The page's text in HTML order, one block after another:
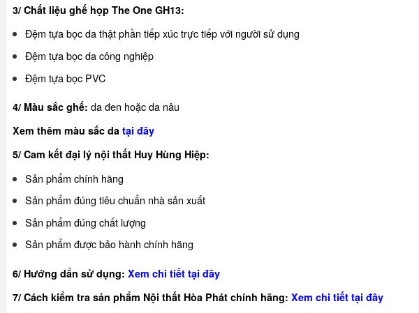
3/ Chất liệu ghế họp The One GH13:
Đệm tựa bọc da thật phần tiếp xúc trực tiếp với người sử dụng
Đệm tựa bọc da công nghiệp
Đệm tựa bọc PVC
4/ Màu sắc ghế: da đen hoặc da nâu
Xem thêm màu sắc da tại đây
5/ Cam kết đại lý nội thất Huy Hùng Hiệp:
Sản phẩm chính hãng
Sản phẩm đúng tiêu chuẩn nhà sản xuất
Sản phẩm đúng chất lượng
Sản phẩm được bảo hành chính hãng
6/ Hướng dẩn sử dụng: Xem chi tiết tại đây
7/ Cách kiểm tra sản phẩm Nội thất Hòa Phát chính hãng: Xem chi tiết tại đây